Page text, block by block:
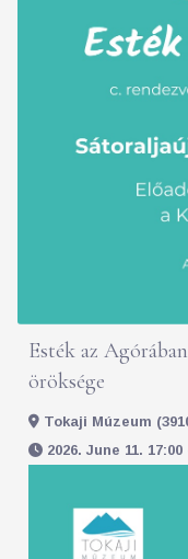
Esték az
öröksége
Tokaji Múzeum
2026. June 11. 17:00